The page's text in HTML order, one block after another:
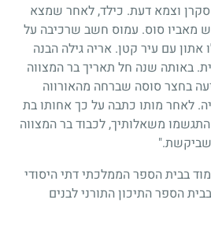
סקרן וצמא דעת. כילד, לאחר שמצא
מאביו סוס. עמוס חשב שרכיבה על
אתון עם עיר קטן. אריה גילה הבנה
באותה שנה חל תאריך בר המצווה
בחצר סוסה שברחה מהאורווה
לאחר מותו כתבה על כך אחותו בת
משאלותיך, לכבוד בר המצווה
בבית הספר הממלכתי דתי היסודי
הספר התיכון התורני לבנים